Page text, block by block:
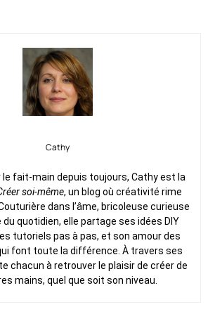
Cathy
le fait-main depuis toujours, Cathy est la
soi-même, un blog où créativité rime
dans l’âme, bricoleuse curieuse
quotidien, elle partage ses idées DIY
tutoriels pas à pas, et son amour des
font toute la différence. À travers ses
chacun à retrouver le plaisir de créer de
mains, quel que soit son niveau.